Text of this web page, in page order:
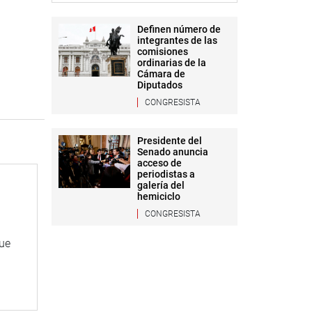
Definen número de
integrantes de las
comisiones
ordinarias de la
Cámara de
Diputados
CONGRESISTA
Presidente del
Senado anuncia
acceso de
periodistas a
galería del
hemiciclo
CONGRESISTA